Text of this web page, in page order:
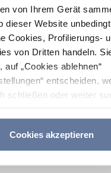
von Ihrem Gerät
dieser Website unbedingt
Cookies, Profilierungs-
von Dritten handeln.
„Cookies ablehnen“
entscheiden,
schließen oder weiter
Cookies akzeptieren